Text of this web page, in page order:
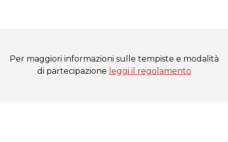
Per maggiori informazioni sulle tempiste e modalità
di partecipazione leggi il regolamento